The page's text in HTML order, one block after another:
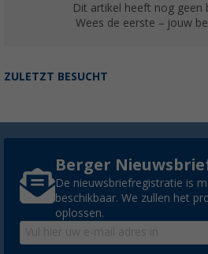
Dit artikel heeft nog geen
Wees de eerste – jouw
ZULETZT BESUCHT
Berger
De nieuwsbriefregistratie is
beschikbaar. We zullen het
oplossen.